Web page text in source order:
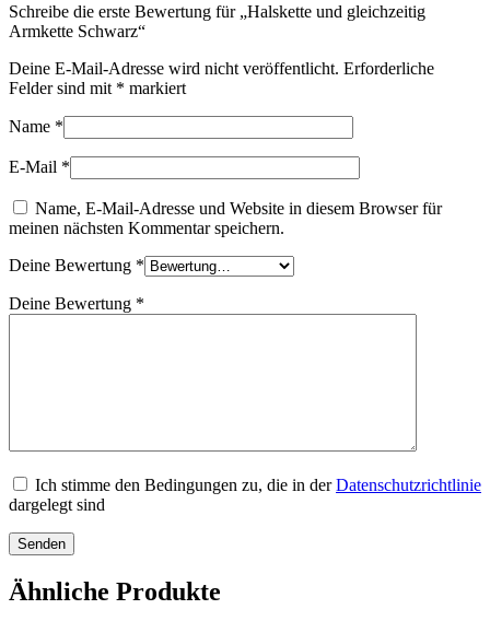
Schreibe die erste Bewertung für „Halskette und gleichzeitig
Armkette Schwarz“
Deine E-Mail-Adresse wird nicht veröffentlicht. Erforderliche
Felder sind mit * markiert
Name *
E-Mail *
Name, E-Mail-Adresse und Website in diesem Browser für
meinen nächsten Kommentar speichern.
Deine Bewertung *
Deine Bewertung *
Ich stimme den Bedingungen zu, die in derDatenschutzrichtlinie
dargelegt sind
Ähnliche Produkte